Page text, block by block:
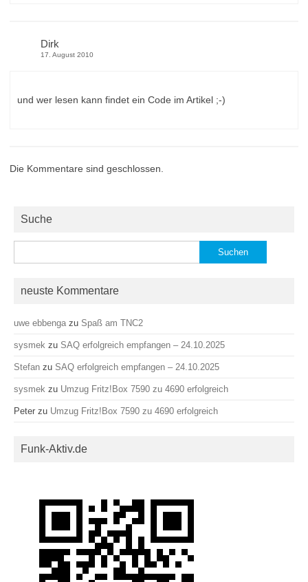
Dirk
17. August 2010
und wer lesen kann findet ein Code im Artikel ;-)
Die Kommentare sind geschlossen.
Suche
nach:
neuste Kommentare
uwe ebbenga zu Spaß am TNC2
sysmek zu SAQ erfolgreich empfangen – 24.10.2025
Stefan zu SAQ erfolgreich empfangen – 24.10.2025
sysmek zu Umzug Fritz!Box 7590 zu 4690 erfolgreich
Peter zu Umzug Fritz!Box 7590 zu 4690 erfolgreich
Funk-Aktiv.de